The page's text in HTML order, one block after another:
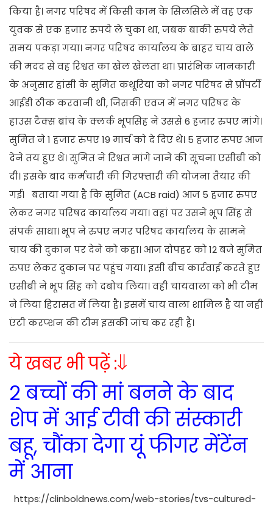
किया है। नगर परिषद में किसी काम के सिलसिले में वह एक
युवक से एक हजार रुपये ले चुका था, जबक बाकी रुपये लेते
समय पकड़ा गया। नगर परिषद कार्यालय के बाहर चाय वाले
की मदद से वह रिश्वत का खेल खेलता था। प्रारंभिक जानकारी
के अनुसार हांसी के सुमित कथूरिया को नगर परिषद से प्रॉपर्टी
आईडी ठीक करवानी थी, जिसकी एवज में नगर परिषद के
हाउस टैक्स ब्रांच के क्लर्क भूपसिह ने उससे 6 हजार रुपए मांगे।
सुमित ने 1 हजार रुपए 19 मार्च को दे दिए थे। 5 हजार रुपए आज
देने तय हुए थे। सुमित ने रिश्वत मांगे जाने की सूचना एसीबी को
दी। इसके बाद कर्मचारी की गिरफ्तारी की योजना तैयार की
गई। बताया गया है कि सुमित (ACB raid) आज 5 हजार रुपए
लेकर नगर परिषद कार्यालय गया। वहां पर उसने भूप सिंह से
संपर्क साधा। भूप ने रुपए नगर परिषद कार्यालय के सामने
चाय की दुकान पर देने को कहा। आज दोपहर को 12 बजे सुमित
रुपए लेकर दुकान पर पहुंच गया। इसी बीच कार्रवाई करते हुए
एसीबी ने भूप सिंह को दबोच लिया। वही चायवाला को भी टीम
ने लिया हिरासत में लिया है। इसमें चाय वाला शामिल है या नही
एंटी करप्शन की टीम इसकी जांच कर रही है।
ये खबर भी पढ़ें :⇓
2 बच्चों की मां बनने के बाद
शेप में आई टीवी की संस्कारी
बहू, चौंका देगा यूं फीगर मेंटेंन
में आना
https://clinboldnews.com/web-stories/tvs-cultured-